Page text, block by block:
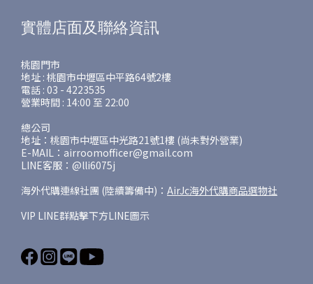
實體店面及聯絡資訊
桃園門市
地址 : 桃園市中壢區中平路64號2樓
電話 : 03 - 4223535
營業時間 : 14:00 至 22:00
總公司
地址：桃園市中壢區中光路21號1樓 (尚未對外營業)
E-MAIL：airroomofficer@gmail.com
LINE客服：@lli6075j
海外代購連線社團 (陸續籌備中)： AirJc海外代購商品選物社
VIP LINE群點擊下方LINE圖示